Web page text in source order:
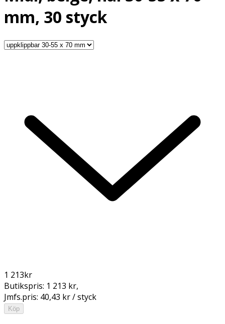
mm, 30 styck
1 213kr
Butikspris: 1 213 kr,
Jmfs.pris: 40,43 kr / styck
Köp